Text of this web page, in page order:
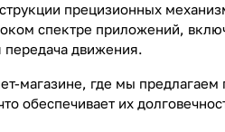
прецизионных
спектре приложений,
передача движения.
магазине, где мы
обеспечивает их